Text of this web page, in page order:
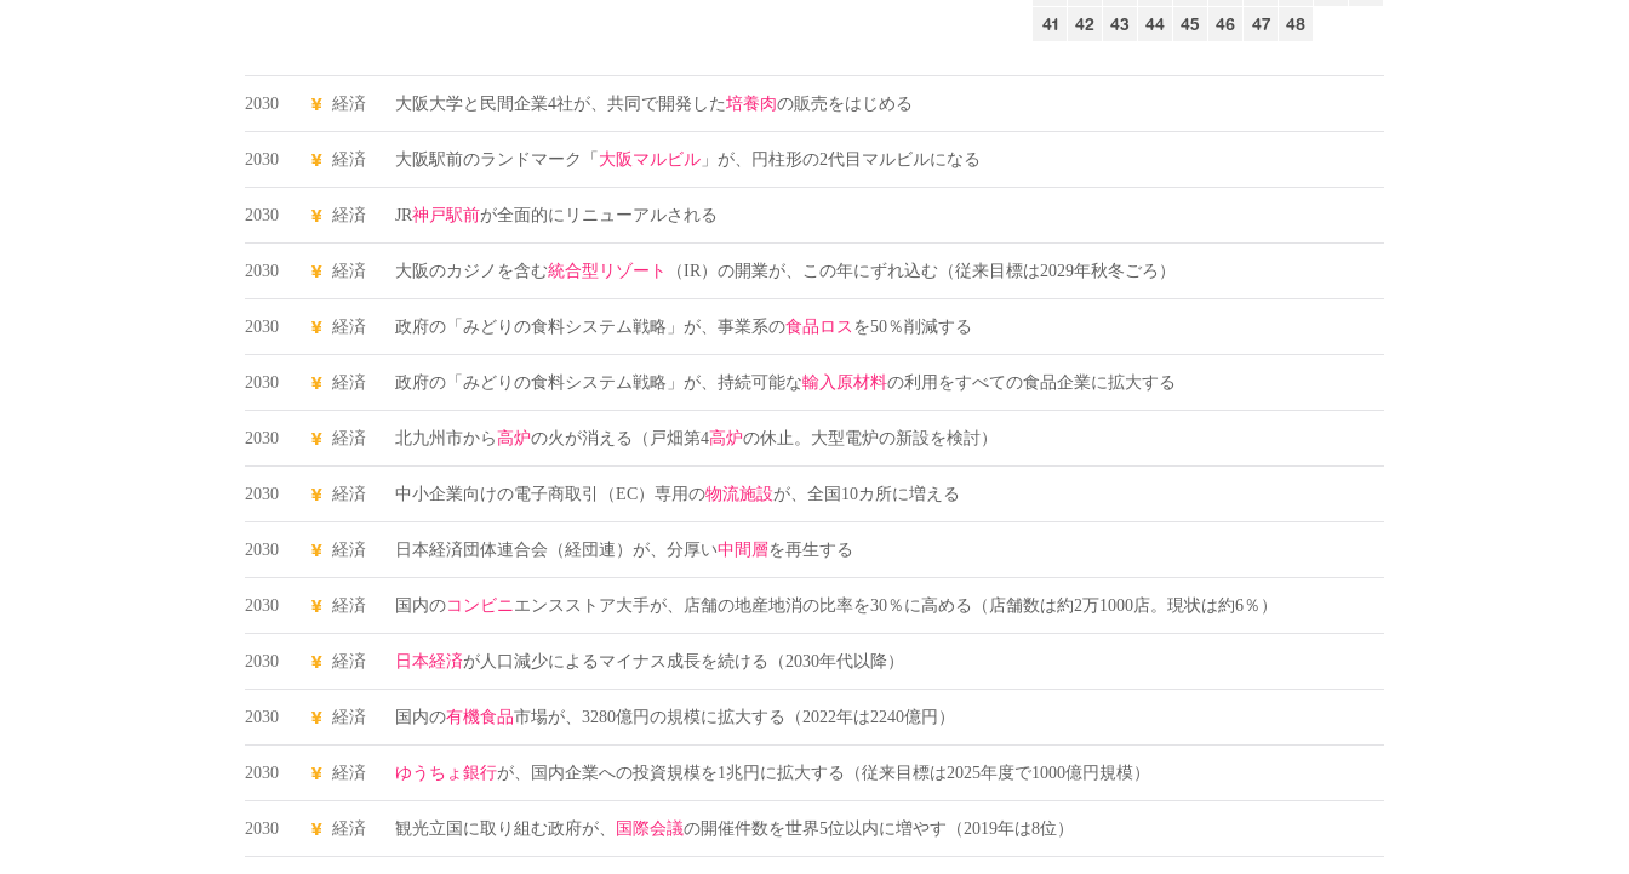
41
42 43 44 45 46 47 48
2030 経済 大阪大学と民間企業4社が、共同で開発した培養肉の販売をはじめる
2030 経済 大阪駅前のランドマーク「 大阪マルビル 」が、円柱形の2代目マルビルになる
2030 経済 JR神戸駅前が全面的にリニューアルされる
2030 経済 大阪のカジノを含む統合型リゾート （IR）の開業が、この年にずれ込む（従来目標は2029年秋冬ごろ）
2030 経済 政府の「みどりの食料システム戦略」が、事業系の食品ロス を50％削減する
2030 経済 政府の「みどりの食料システム戦略」が、持続可能な輸入原材料の利用をすべての食品企業に拡大する
2030 経済 北九州市から高炉の火が消える（戸畑第4高炉の休止。大型電炉の新設を検討）
2030 経済 中小企業向けの電子商取引（EC）専用の物流施設が、全国10カ所に増える
2030 経済 日本経済団体連合会（経団連）が、分厚い中間層を再生する
2030 経済 国内のコンビニエンスストア大手が、店舗の地産地消の比率を30％に高める（店舗数は約2万1000店。現状は約6％）
2030 経済 日本経済が人口減少によるマイナス成長を続ける（2030年代以降）
2030 経済 国内の有機食品市場が、3280億円の規模に拡大する（2022年は2240億円）
2030 経済 ゆうちょ銀行が、国内企業への投資規模を1兆円に拡大する（従来目標は2025年度で1000億円規模）
2030 経済 観光立国に取り組む政府が、 国際会議の開催件数を世界5位以内に増やす（2019年は8位）